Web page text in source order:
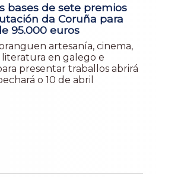
bases de sete premios
da Coruña para
95.000 euros
artesanía, cinema,
en galego e
presentar traballos abrirá
o 10 de abril